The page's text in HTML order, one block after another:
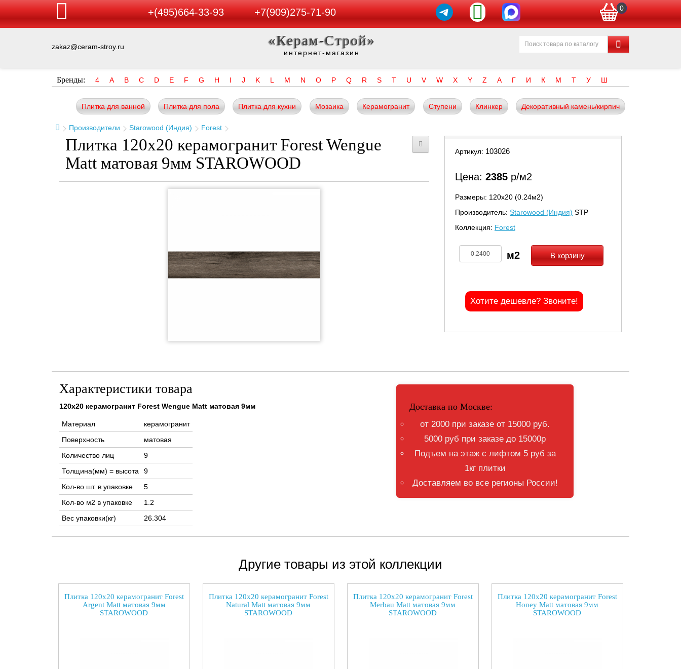
+(495)664-33-93 +7(909)275-71-90 0
zakaz@ceram-stroy.ru «Керам-Строй»
интернет-магазин
Бренды: 4 A B C D E F G H I J K L M N O P Q R S T U V W X Y Z А Г И К М Т У Ш
Плитка для ванной Плитка для пола Плитка для кухни Мозаика Керамогранит Ступени Клинкер Декоративный камень/кирпич
Производители Starowood (Индия) Forest
Плитка 120x20 керамогранит Forest Wengue
Matt матовая 9мм STAROWOOD
Артикул: 103026
Цена: 2385 р/м2
Размеры: 120х20 (0.24м2)
Производитель: Starowood (Индия) STP
Коллекция: Forest
В корзину
Хотите дешевле? Звоните!
Характеристики товара
120x20 керамогранит Forest Wengue Matt матовая 9мм
Материал
керамогранит
Поверхность
матовая
Количество лиц
9
Толщина(мм) = высота
9
Кол-во шт. в упаковке
5
Кол-во м2 в упаковке
1.2
Вес упаковки(кг)
26.304
Доставка по Москве:
от 2000 при заказе от 15000 руб.
5000 руб при заказе до 15000р
Подъем на этаж с лифтом 5 руб за
1кг плитки
Доставляем во все регионы России!
Другие товары из этой коллекции
Плитка 120x20 керамогранит Forest
Argent Matt матовая 9мм
STAROWOOD
Плитка 120x20 керамогранит Forest
Natural Matt матовая 9мм
STAROWOOD
Плитка 120x20 керамогранит Forest
Merbau Matt матовая 9мм
STAROWOOD
Плитка 120x20 керамогранит Forest
Honey Matt матовая 9мм
STAROWOOD